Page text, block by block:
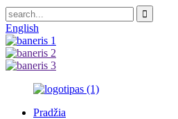
English
Pradžia